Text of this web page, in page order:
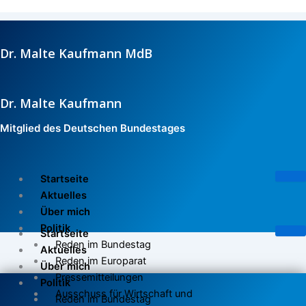
Inhalt
Dr. Malte Kaufmann MdB
Dr. Malte Kaufmann
Mitglied des Deutschen Bundestages
Startseite
Aktuelles
Über mich
Politik
Reden im Bundestag
Reden im Europarat
Pressemitteilungen
Ausschuss für Wirtschaft und
Startseite
Aktuelles
Über mich
Politik
Reden im Bundestag